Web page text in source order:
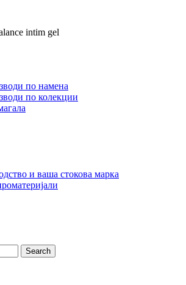
intim gel
по намена
по колекции
и ваша стокова марка